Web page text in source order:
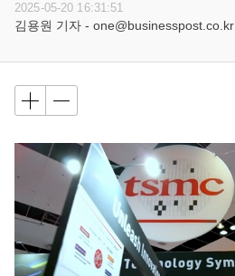
2025-05-20 16:31:51
김용원 기자 - one@businesspost.co.kr